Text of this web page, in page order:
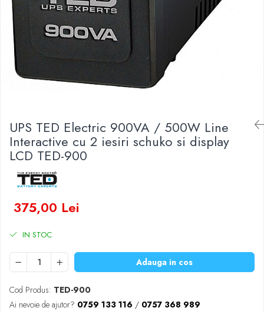
Becuri LED
Aplice LED
Lanterne
Lampi
Kit-uri vlogging
Prelungitoare
Stabilizatoare tensiune
Ventilatoare
Diverse gadgeturi
Cablu coaxial
Periferice PC
Redresoare
Roboti pornire
Diverse accesorii auto
Carcase protectie NOCO BOOST
Invertoare Auto
Baterii Zinc-Aer
UPS TED Electric 900VA / 500W Line
Interactive cu 2 iesiri schuko si display
LCD TED-900
375,00 Lei
IN STOC
Adauga in cos
Cod Produs: TED-900
Ai nevoie de ajutor? 0759 133 116 / 0757 368 989